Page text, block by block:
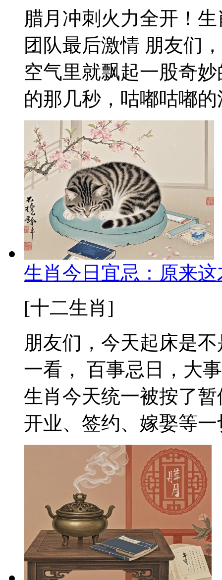
腊月冲刺火力全开！
团队最后激情 朋友们
空气里就飘起一股奇
的那几秒，咕嘟咕嘟
生肖今日宜忌：原来
[十二生肖]
朋友们，今天起床是
一看， 百事忌日，大
生肖今天统一被按了
开业、签约、嫁娶等